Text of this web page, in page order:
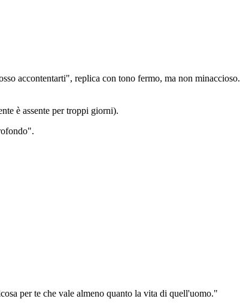
accontentarti", replica con tono fermo, ma non minaccioso.
è assente per troppi giorni).
per te che vale almeno quanto la vita di quell'uomo."